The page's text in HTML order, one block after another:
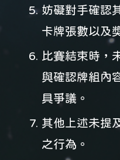
妨礙對手確認
卡牌張數以及
比賽結束時，
與確認牌組內
具爭議。
其他上述未提
之行為。